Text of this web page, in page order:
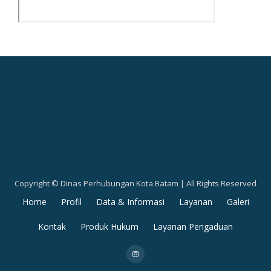
Copyright © Dinas Perhubungan Kota Batam | All Rights Reserved
Secondary
Menu
Home Profil Data & Informasi Layanan Galeri
Kontak Produk Hukum Layanan Pengaduan
fa-
instagram